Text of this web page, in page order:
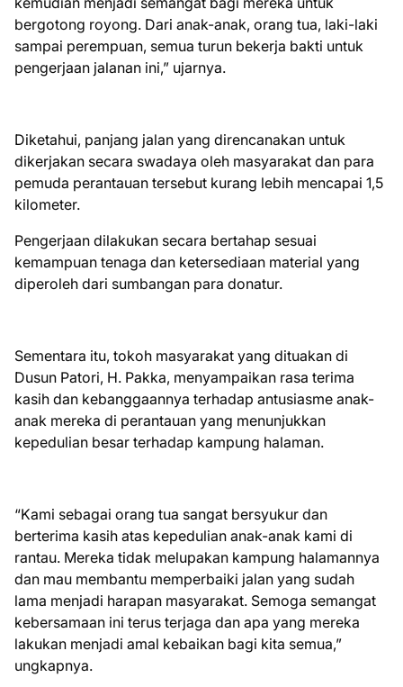
bergotong royong. Dari anak-anak, orang tua, laki-laki
sampai perempuan, semua turun bekerja bakti untuk
pengerjaan jalanan ini,” ujarnya.
Diketahui, panjang jalan yang direncanakan untuk
dikerjakan secara swadaya oleh masyarakat dan para
pemuda perantauan tersebut kurang lebih mencapai 1,5
kilometer.
Pengerjaan dilakukan secara bertahap sesuai
kemampuan tenaga dan ketersediaan material yang
diperoleh dari sumbangan para donatur.
Sementara itu, tokoh masyarakat yang dituakan di
Dusun Patori, H. Pakka, menyampaikan rasa terima
kasih dan kebanggaannya terhadap antusiasme anak-
anak mereka di perantauan yang menunjukkan
kepedulian besar terhadap kampung halaman.
“Kami sebagai orang tua sangat bersyukur dan
berterima kasih atas kepedulian anak-anak kami di
rantau. Mereka tidak melupakan kampung halamannya
dan mau membantu memperbaiki jalan yang sudah
lama menjadi harapan masyarakat. Semoga semangat
kebersamaan ini terus terjaga dan apa yang mereka
lakukan menjadi amal kebaikan bagi kita semua,”
ungkapnya.